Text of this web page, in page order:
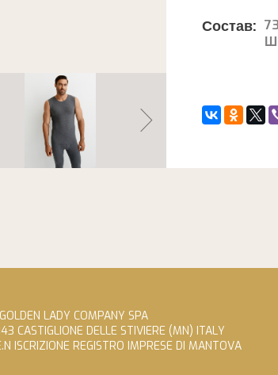
Состав:
LADY COMPANY SPA
CASTIGLIONE DELLE STIVIERE (MN) ITALY
ISCRIZIONE REGISTRO IMPRESE DI MANTOVA